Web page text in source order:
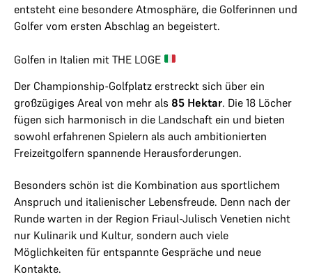
entsteht eine besondere Atmosphäre, die Golferinnen und
Golfer vom ersten Abschlag an begeistert.
Golfen in Italien mit THE LOGE
Der Championship-Golfplatz erstreckt sich über ein
großzügiges Areal von mehr als 85 Hektar. Die 18 Löcher
fügen sich harmonisch in die Landschaft ein und bieten
sowohl erfahrenen Spielern als auch ambitionierten
Freizeitgolfern spannende Herausforderungen.
Besonders schön ist die Kombination aus sportlichem
Anspruch und italienischer Lebensfreude. Denn nach der
Runde warten in der Region Friaul-Julisch Venetien nicht
nur Kulinarik und Kultur, sondern auch viele
Möglichkeiten für entspannte Gespräche und neue
Kontakte.